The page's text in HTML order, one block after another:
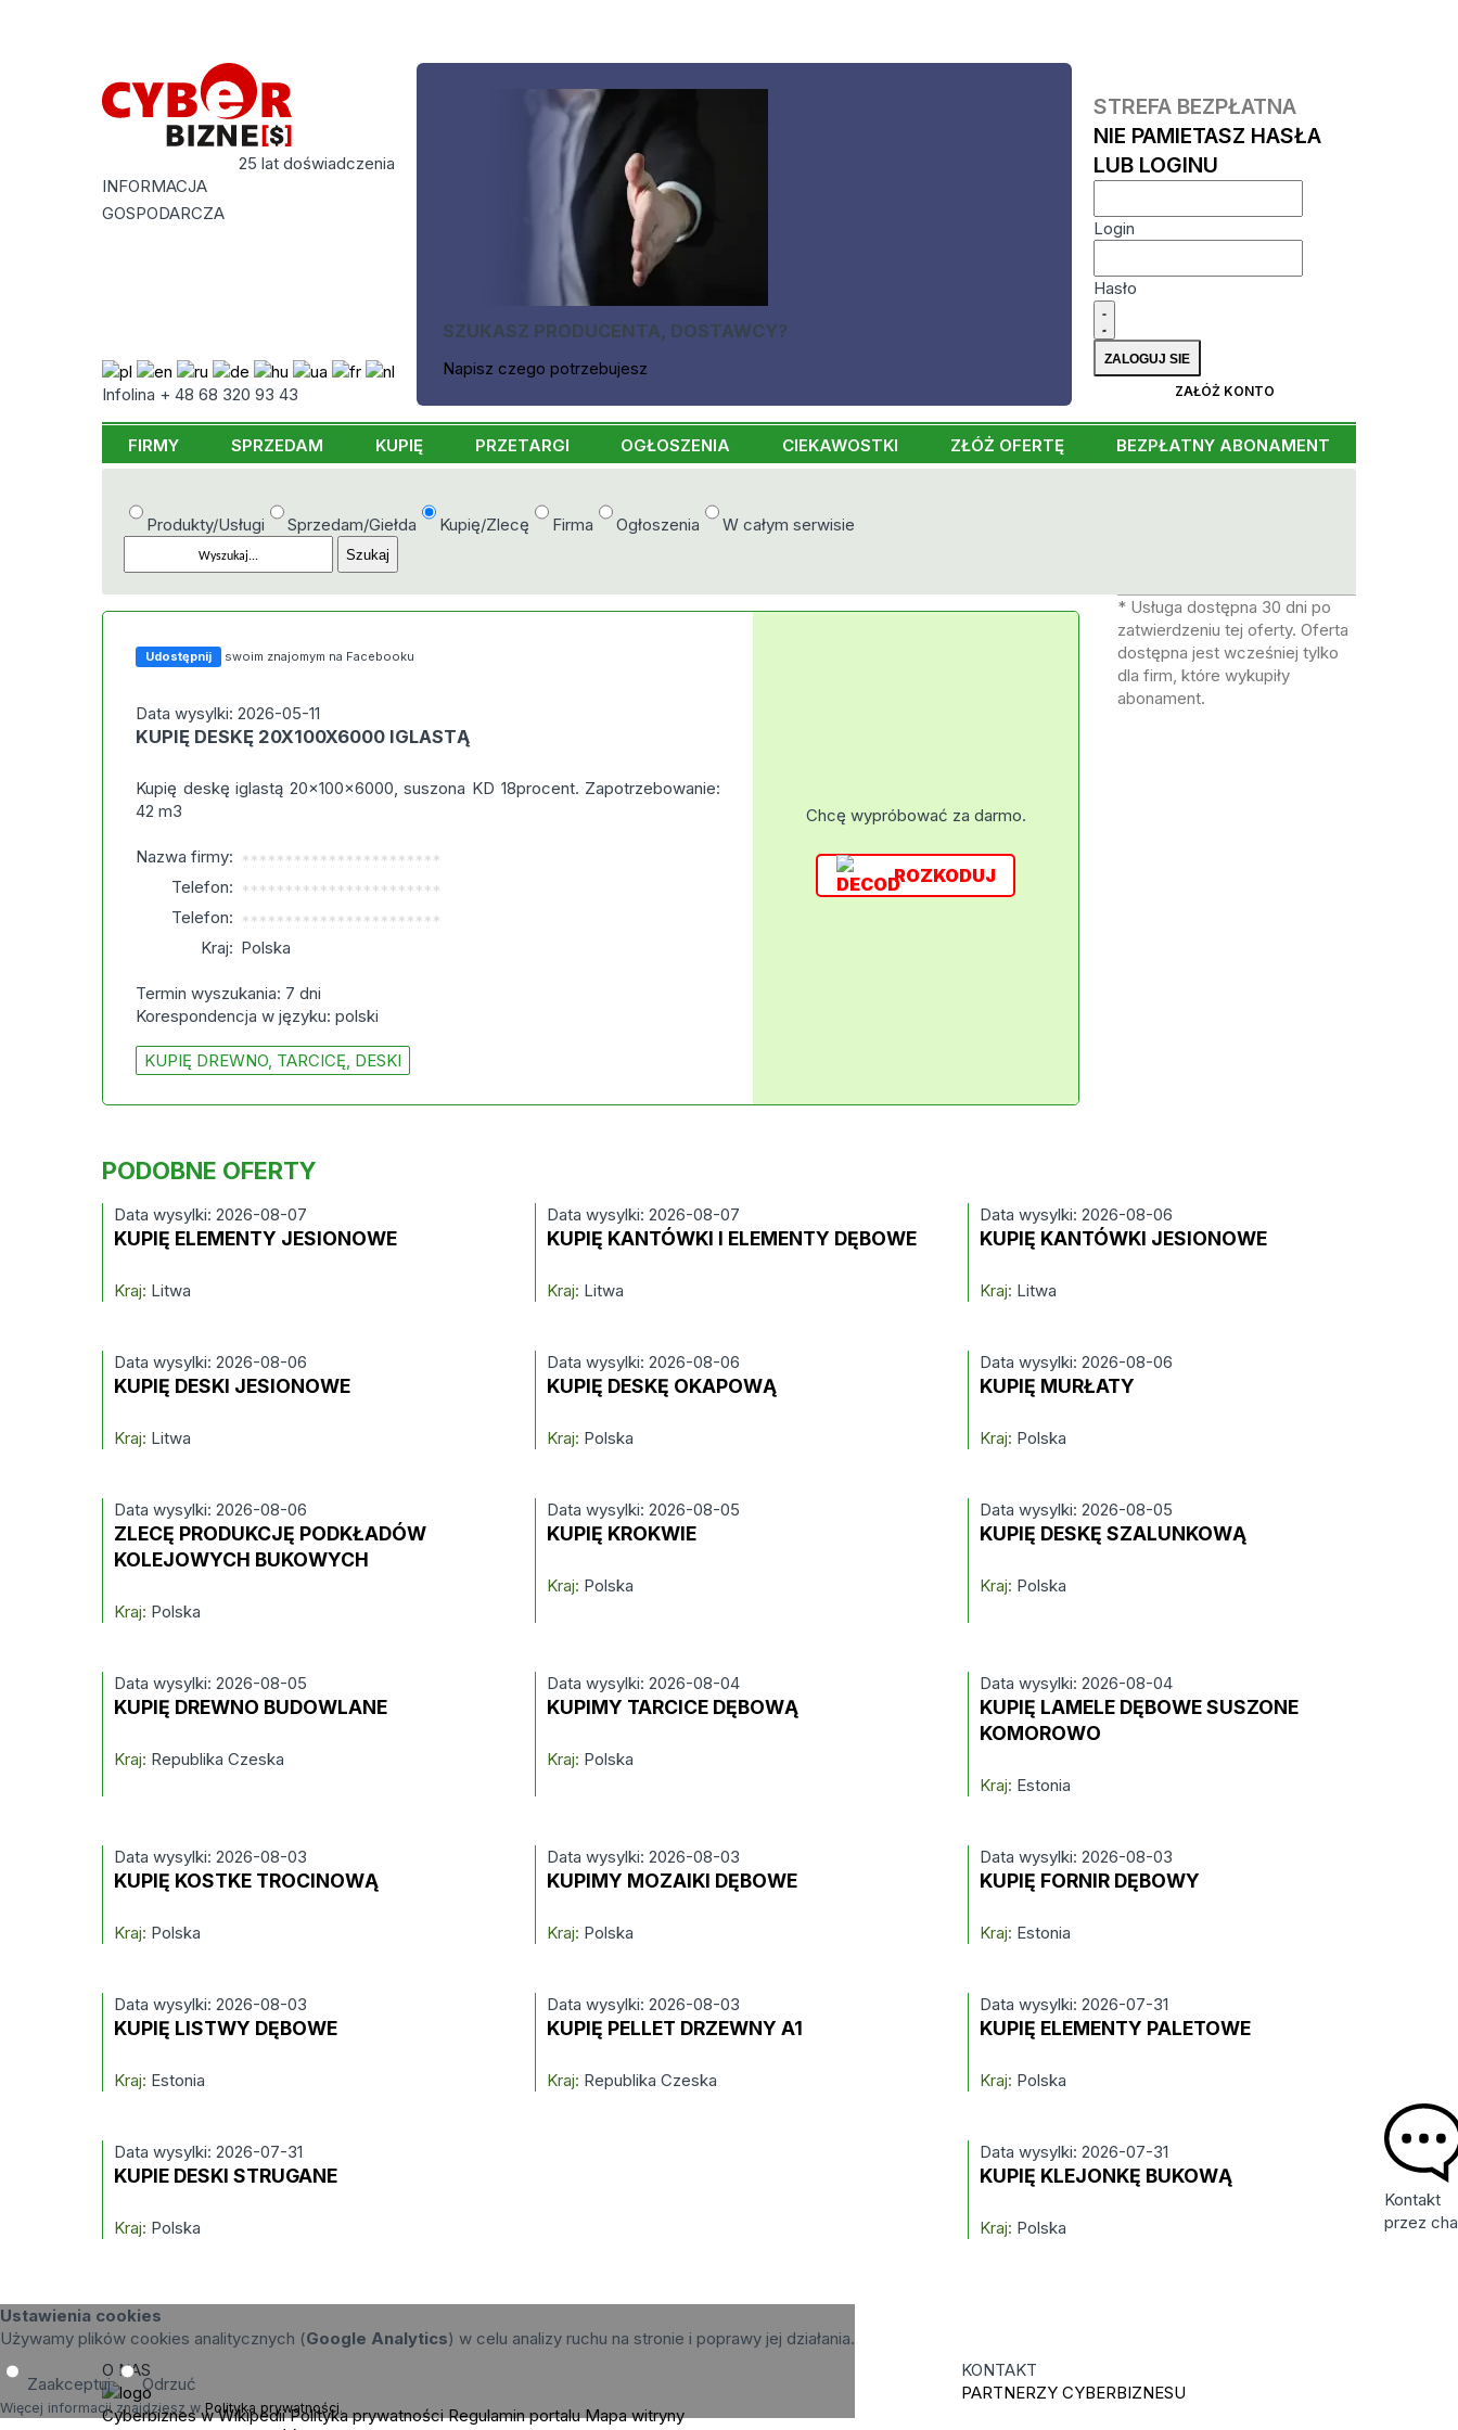
25 lat doświadczenia
INFORMACJA
GOSPODARCZA
Infolina + 48 68 320 93 43
SZUKASZ PRODUCENTA, DOSTAWCY?
Napisz czego potrzebujesz
STREFA BEZPŁATNA
NIE PAMIETASZ HASŁA
LUB LOGINU
Login
Hasło
ZAŁÓŻ KONTO
FIRMY SPRZEDAM KUPIĘ PRZETARGI OGŁOSZENIA CIEKAWOSTKI ZŁÓŻ OFERTĘ BEZPŁATNY ABONAMENT
Produkty/Usługi Sprzedam/Giełda Kupię/Zlecę Firma Ogłoszenia W całym serwisie
Udostępnij swoim znajomym na Facebooku
Data wysylki: 2026-05-11
KUPIĘ DESKĘ 20X100X6000 IGLASTĄ
Kupię deskę iglastą 20×100×6000, suszona KD 18procent. Zapotrzebowanie:
42 m3
Nazwa firmy: ***********************
Telefon: ***********************
Telefon: ***********************
Kraj: Polska
Termin wyszukania: 7 dni
Korespondencja w języku: polski
KUPIĘ DREWNO, TARCICĘ, DESKI
Chcę wypróbować za darmo.
ROZKODUJ
* Usługa dostępna 30 dni po
zatwierdzeniu tej oferty. Oferta
dostępna jest wcześniej tylko
dla firm, które wykupiły
abonament.
PODOBNE OFERTY
Data wysylki: 2026-08-07
KUPIĘ ELEMENTY JESIONOWE
Kraj: Litwa
Data wysylki: 2026-08-07
KUPIĘ KANTÓWKI I ELEMENTY DĘBOWE
Kraj: Litwa
Data wysylki: 2026-08-06
KUPIĘ KANTÓWKI JESIONOWE
Kraj: Litwa
Data wysylki: 2026-08-06
KUPIĘ DESKI JESIONOWE
Kraj: Litwa
Data wysylki: 2026-08-06
KUPIĘ DESKĘ OKAPOWĄ
Kraj: Polska
Data wysylki: 2026-08-06
KUPIĘ MURŁATY
Kraj: Polska
Data wysylki: 2026-08-06
ZLECĘ PRODUKCJĘ PODKŁADÓW
KOLEJOWYCH BUKOWYCH
Kraj: Polska
Data wysylki: 2026-08-05
KUPIĘ KROKWIE
Kraj: Polska
Data wysylki: 2026-08-05
KUPIĘ DESKĘ SZALUNKOWĄ
Kraj: Polska
Data wysylki: 2026-08-05
KUPIĘ DREWNO BUDOWLANE
Kraj: Republika Czeska
Data wysylki: 2026-08-04
KUPIMY TARCICE DĘBOWĄ
Kraj: Polska
Data wysylki: 2026-08-04
KUPIĘ LAMELE DĘBOWE SUSZONE
KOMOROWO
Kraj: Estonia
Data wysylki: 2026-08-03
KUPIĘ KOSTKE TROCINOWĄ
Kraj: Polska
Data wysylki: 2026-08-03
KUPIMY MOZAIKI DĘBOWE
Kraj: Polska
Data wysylki: 2026-08-03
KUPIĘ FORNIR DĘBOWY
Kraj: Estonia
Data wysylki: 2026-08-03
KUPIĘ LISTWY DĘBOWE
Kraj: Estonia
Data wysylki: 2026-08-03
KUPIĘ PELLET DRZEWNY A1
Kraj: Republika Czeska
Data wysylki: 2026-07-31
KUPIĘ ELEMENTY PALETOWE
Kraj: Polska
Data wysylki: 2026-07-31
KUPIE DESKI STRUGANE
Kraj: Polska
Data wysylki: 2026-07-31
KUPIĘ KLEJONKĘ BUKOWĄ
Kraj: Polska
Kontakt
przez
Ustawienia cookies
Używamy plików cookies analitycznych (Google Analytics) w celu analizy ruchu na stronie i poprawy jej działania.
Zaakceptuj Odrzuć
Więcej informacji znajdziesz w Polityka prywatności.
O NAS
Cyberbiznes w Wikipedii Polityka prywatności Regulamin portalu Mapa witryny
KONTAKT
PARTNERZY CYBERBIZNESU